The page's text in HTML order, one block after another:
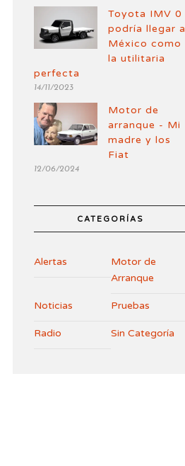
Toyota IMV 0
podría llegar a
México como
la utilitaria
perfecta
14/11/2023
Motor de
arranque - Mi
madre y los
Fiat
12/06/2024
CATEGORÍAS
Alertas
Motor de
Arranque
Noticias Pruebas
Radio Sin Categoría